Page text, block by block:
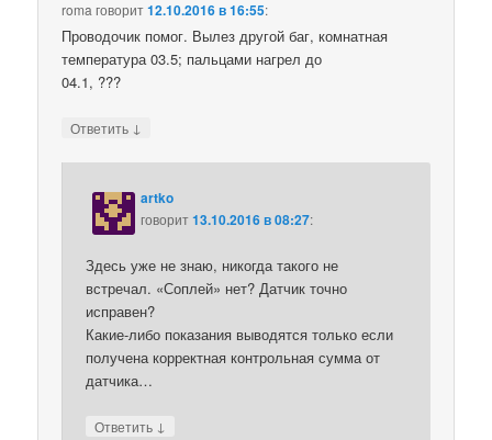
roma говорит12.10.2016 в 16:55:
Проводочик помог. Вылез другой баг, комнатная
температура 03.5; пальцами нагрел до
04.1, ???
Ответить ↓
artko
говорит13.10.2016 в 08:27:
Здесь уже не знаю, никогда такого не
встречал. «Соплей» нет? Датчик точно
исправен?
Какие-либо показания выводятся только если
получена корректная контрольная сумма от
датчика…
Ответить ↓